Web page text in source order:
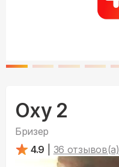
Oxy 2
Бризер
4.9
36 отзывов(а)